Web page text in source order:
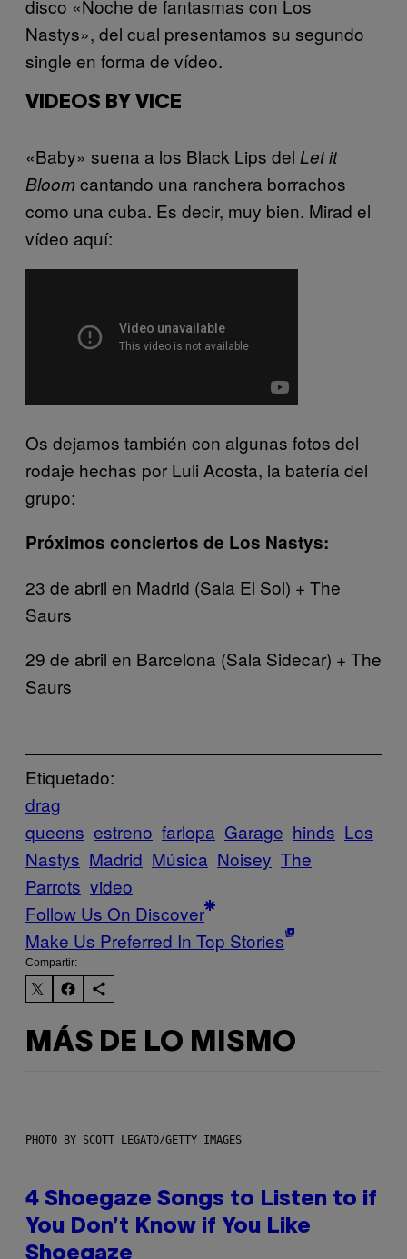
disco «Noche de fantasmas con Los
Nastys», del cual presentamos su segundo
single en forma de vídeo.
VIDEOS BY VICE
«Baby» suena a los Black Lips del Let it
Bloomcantando una ranchera borrachos
como una cuba. Es decir, muy bien. Mirad el
vídeo aquí:
Os dejamos también con algunas fotos del
rodaje hechas por Luli Acosta, la batería del
grupo:
Próximos conciertos de Los Nastys:
23 de abril en Madrid (Sala El Sol) + The
Saurs
29 de abril en Barcelona (Sala Sidecar) + The
Saurs
Etiquetado:
drag
queens estreno farlopa Garage hinds Los
Nastys Madrid Música Noisey The
Parrots video
Follow Us On Discover
Make Us Preferred In Top Stories
Compartir:
MÁS DE LO MISMO
PHOTO BY SCOTT LEGATO/GETTY IMAGES
4 Shoegaze Songs to Listen to if
You Don’t Know if You Like
Shoegaze